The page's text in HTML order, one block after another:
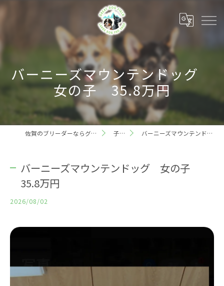
バーニーズマウンテンドッグ
女の子 35.8万円
佐賀のブリーダーならグレートドッグフィールド 子犬情報 バーニーズマウンテンドッグ 女の子 35.8万円
バーニーズマウンテンドッグ 女の子
35.8万円
2026/08/02